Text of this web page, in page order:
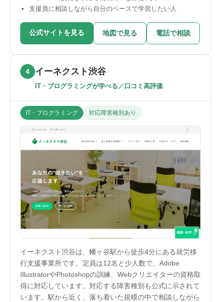
支援員に相談しながら自分のペースで学習したい人
公式サイトを見る 地図で見る 電話で相談
4 イーネクスト渋谷
IT・プログラミングが学べる／口コミ高評価
IT・プログラミング 対応障害種別あり
イーネクスト渋谷は、幡ヶ谷駅から徒歩4分にある就労移
行支援事業所です。定員は12名と少人数で、Adobe
IllustratorやPhotoshopの訓練、Webクリエイターの資格取
得に対応しています。対応する障害種別も公式に示されて
います。駅から近く、落ち着いた規模の中で相談しながら